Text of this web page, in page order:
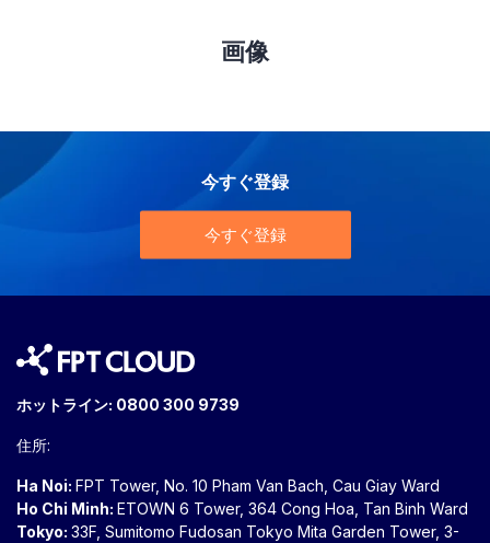
画像
今すぐ登録
今すぐ登録
ホットライン: 0800 300 9739
住所:
Ha Noi: FPT Tower, No. 10 Pham Van Bach, Cau Giay Ward
Ho Chi Minh: ETOWN 6 Tower, 364 Cong Hoa, Tan Binh Ward
Tokyo: 33F, Sumitomo Fudosan Tokyo Mita Garden Tower, 3-